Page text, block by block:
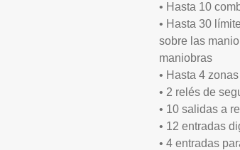
• Hasta 10
• Hasta 30
sobre las
maniobras
• Hasta 4
• 2 relés de
• 10 salidas a
• 12 entradas
• 4 entradas